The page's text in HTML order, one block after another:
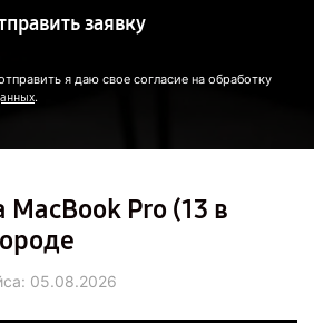
заявку
я даю свое согласие на обработку
.
Pro (13 в
05.08.2026